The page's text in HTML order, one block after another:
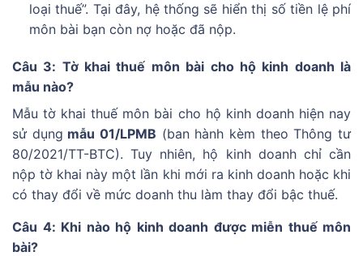
loại thuế”. Tại đây, hệ thống sẽ hiển thị số tiền lệ phí
môn bài bạn còn nợ hoặc đã nộp.
Câu 3: Tờ khai thuế môn bài cho hộ kinh doanh là
mẫu nào?
Mẫu tờ khai thuế môn bài cho hộ kinh doanh hiện nay
sử dụng mẫu 01/LPMB (ban hành kèm theo Thông tư
80/2021/TT-BTC). Tuy nhiên, hộ kinh doanh chỉ cần
nộp tờ khai này một lần khi mới ra kinh doanh hoặc khi
có thay đổi về mức doanh thu làm thay đổi bậc thuế.
Câu 4: Khi nào hộ kinh doanh được miễn thuế môn
bài?